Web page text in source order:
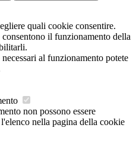
quali cookie consentire.
il funzionamento della
al funzionamento potete
non possono essere
nella pagina della cookie